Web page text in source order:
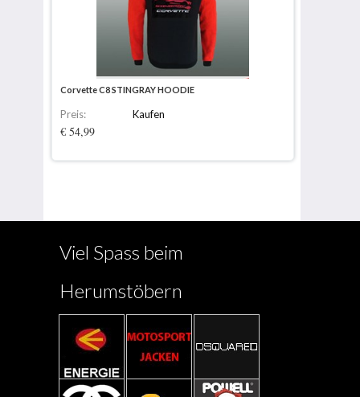
Corvette C8 STINGRAY HOODIE
Preis:
€ 54,99
Kaufen
Viel Spass beim
Herumstöbern